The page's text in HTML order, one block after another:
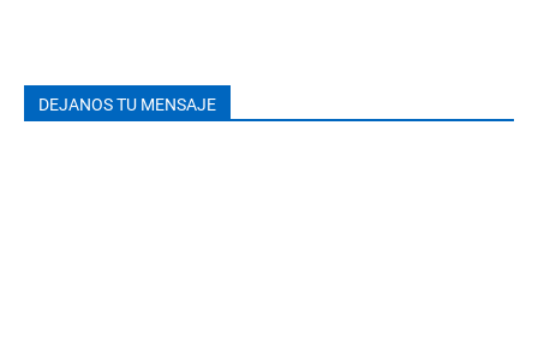
DEJANOS TU MENSAJE